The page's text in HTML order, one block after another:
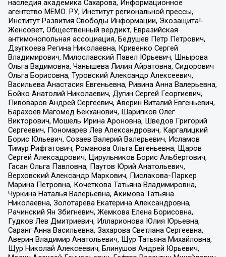
наследия академика Сахарова, Информационное
агентство МЕМО. РУ, Институт региональной прессы,
Институт Развития Свободы Информации, Экозащита!-
Женсовет, Общественный вердикт, Евразийская
антимонопольная ассоциация, Бедушев Петр Петрович,
Дзугкоева Регина Николаевна, Кривенко Сергей
Владимирович, Милославский Павел Юрьевич, Шнырова
Ольга Вадимовна, Чанышева Лилия Айратовна, Сидорович
Ольга Борисовна, Туровский Александр Алексеевич,
Васильева Анастасия Евгеньевна, Ривина Анна Валерьевна,
Бойко Анатолий Николаевич, Дугин Сергей Георгиевич,
Пивоваров Андрей Сергеевич, Аверин Виталий Евгеньевич,
Барахоев Магомед Бекханович, Шарипков Олег
Викторович, Мошель Ирина Ароновна, Шведов Григорий
Сергеевич, Пономарев Лев Александрович, Каргалицкий
Борис Юльевич, Созаев Валерий Валерьевич, Исламов
Тимур Рифгатович, Романова Ольга Евгеньевна, Щаров
Сергей Алексадрович, Цирульников Борис Альбертович,
Гасан Ольга Павловна, Паутов Юрий Анатольевич,
Верховский Александр Маркович, Пислакова-Паркер
Марина Петровна, Кочеткова Татьяна Владимировна,
Чуркина Наталья Валерьевна, Акимова Татьяна
Николаевна, Золотарева Екатерина Александровна,
Рачинский Ян Збигневич, Жемкова Елена Борисовна,
Гудков Лев Дмитриевич, Илларионова Юлия Юрьевна,
Саранг Анна Васильевна, Захарова Светлана Сергеевна,
Аверин Владимир Анатольевич, Щур Татьяна Михайловна,
Щур Николай Алексеевич, Блинушов Андрей Юрьевич,